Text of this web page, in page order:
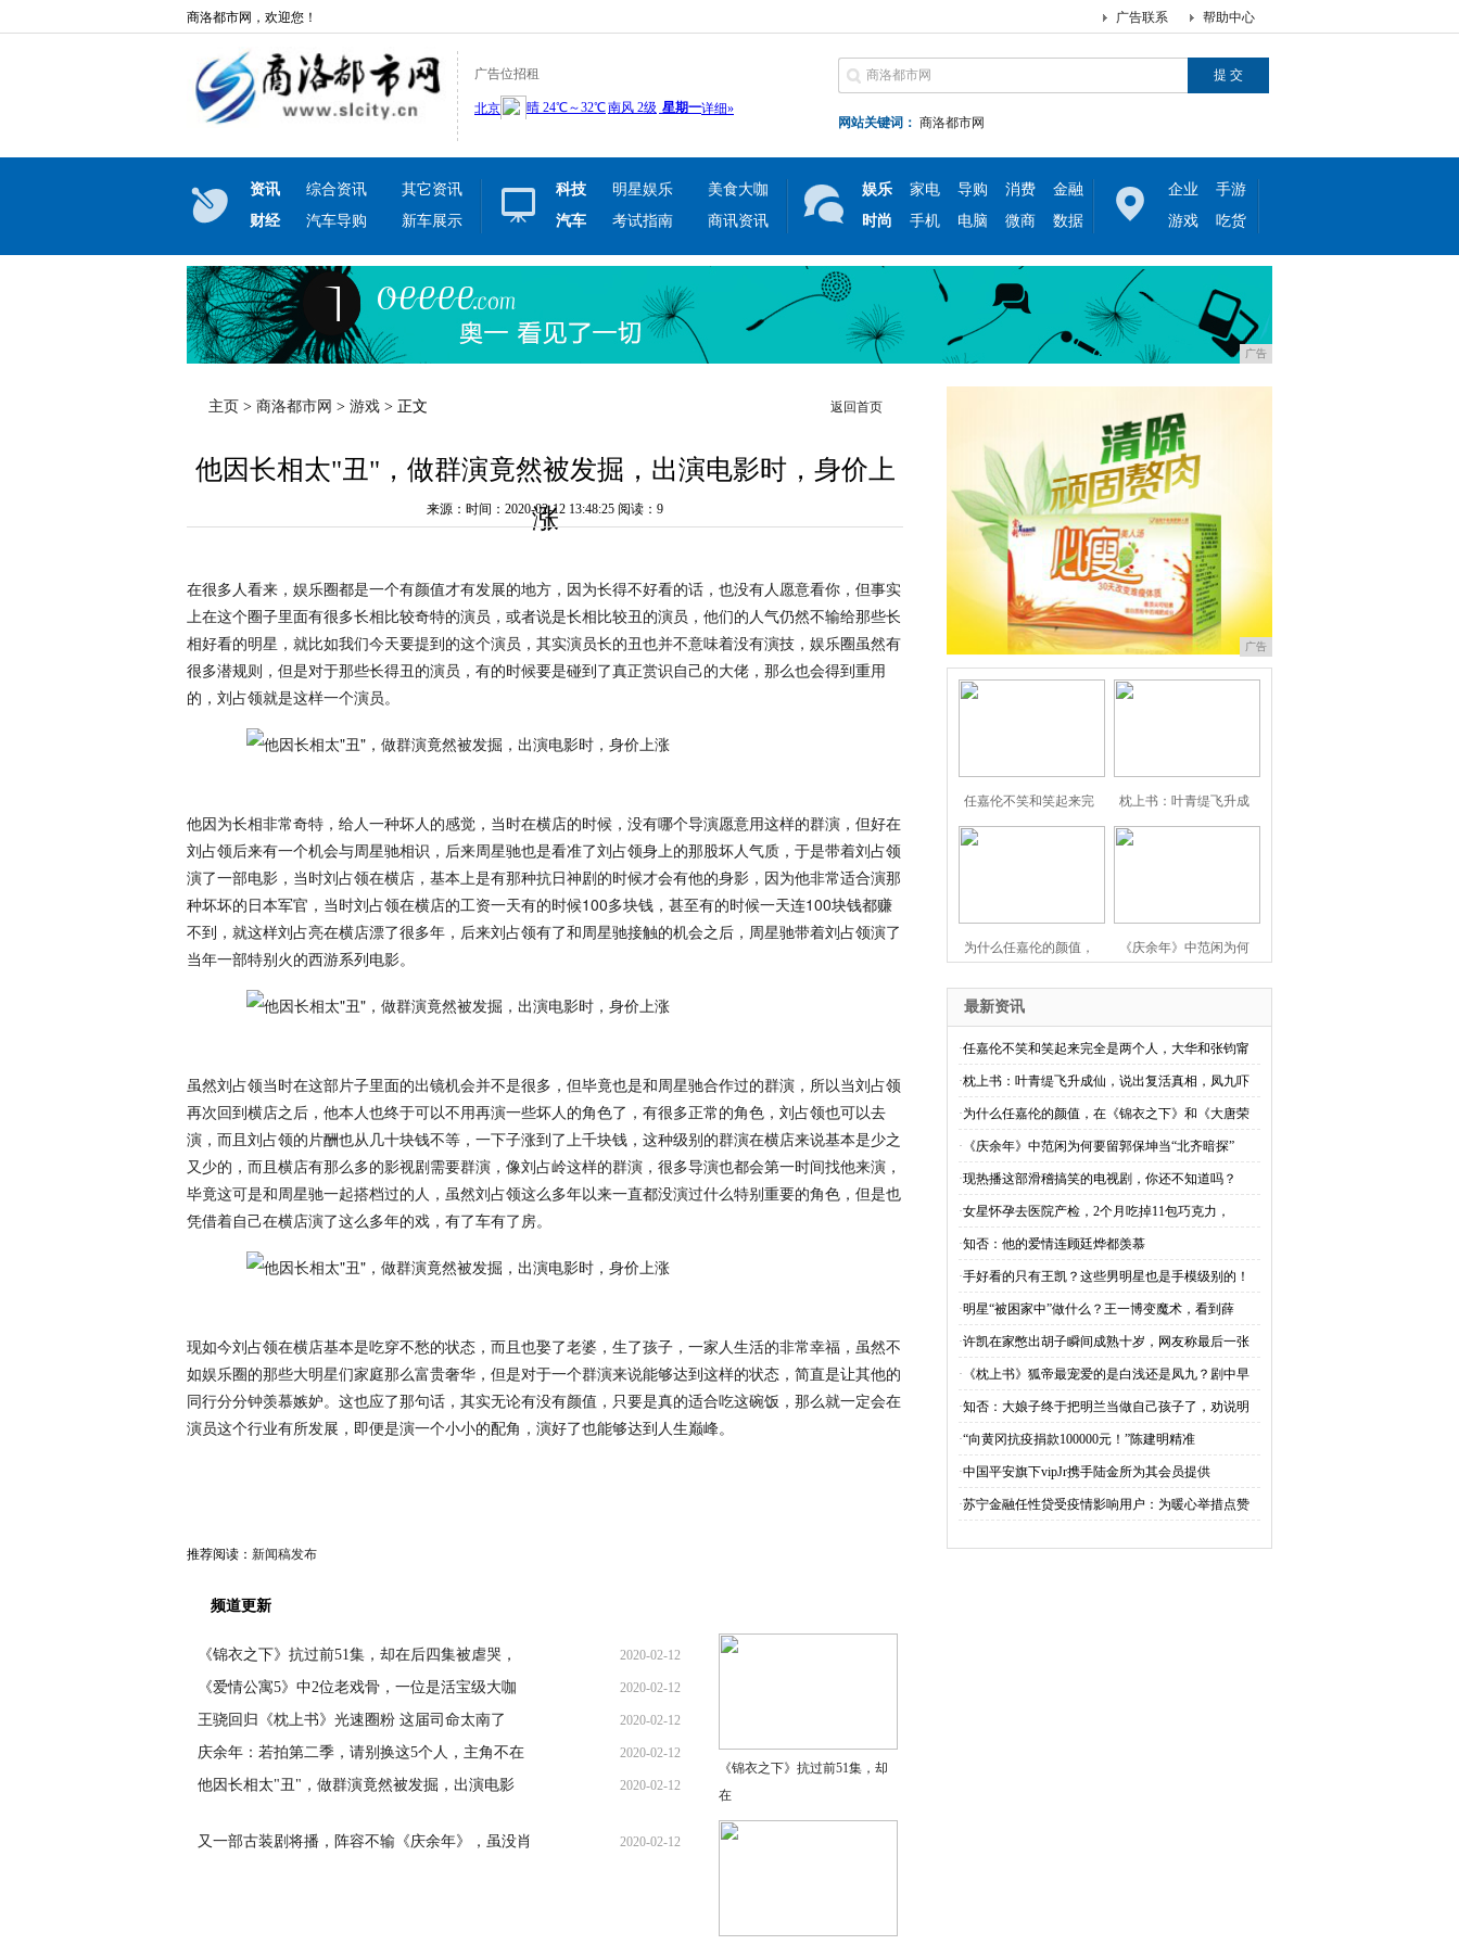
商洛都市网，欢迎您！ 帮助中心
广告联系
广告位招租
网站关键词： 商洛都市网
资讯 综合资讯
其它资讯
财经
汽车导购 新车展示
科技 明星娱乐
美食大咖
汽车
考试指南 商讯资讯
娱乐 家电 导购 消费
金融
时尚
手机 电脑 微商 数据
企业
手游
游戏
吃货
广告
主页 > 商洛都市网 > 游戏 > 正文 返回首页
他因长相太"丑"，做群演竟然被发掘，出演电影时，身价上
涨
来源：时间：2020-02-12 13:48:25 阅读：9
在很多人看来，娱乐圈都是一个有颜值才有发展的地方，因为长得不好看的话，也没有人愿意看你，但事实
上在这个圈子里面有很多长相比较奇特的演员，或者说是长相比较丑的演员，他们的人气仍然不输给那些长
相好看的明星，就比如我们今天要提到的这个演员，其实演员长的丑也并不意味着没有演技，娱乐圈虽然有
很多潜规则，但是对于那些长得丑的演员，有的时候要是碰到了真正赏识自己的大佬，那么也会得到重用
的，刘占领就是这样一个演员。
他因为长相非常奇特，给人一种坏人的感觉，当时在横店的时候，没有哪个导演愿意用这样的群演，但好在
刘占领后来有一个机会与周星驰相识，后来周星驰也是看准了刘占领身上的那股坏人气质，于是带着刘占领
演了一部电影，当时刘占领在横店，基本上是有那种抗日神剧的时候才会有他的身影，因为他非常适合演那
种坏坏的日本军官，当时刘占领在横店的工资一天有的时候100多块钱，甚至有的时候一天连100块钱都赚
不到，就这样刘占亮在横店漂了很多年，后来刘占领有了和周星驰接触的机会之后，周星驰带着刘占领演了
当年一部特别火的西游系列电影。
虽然刘占领当时在这部片子里面的出镜机会并不是很多，但毕竟也是和周星驰合作过的群演，所以当刘占领
再次回到横店之后，他本人也终于可以不用再演一些坏人的角色了，有很多正常的角色，刘占领也可以去
演，而且刘占领的片酬也从几十块钱不等，一下子涨到了上千块钱，这种级别的群演在横店来说基本是少之
又少的，而且横店有那么多的影视剧需要群演，像刘占岭这样的群演，很多导演也都会第一时间找他来演，
毕竟这可是和周星驰一起搭档过的人，虽然刘占领这么多年以来一直都没演过什么特别重要的角色，但是也
凭借着自己在横店演了这么多年的戏，有了车有了房。
现如今刘占领在横店基本是吃穿不愁的状态，而且也娶了老婆，生了孩子，一家人生活的非常幸福，虽然不
如娱乐圈的那些大明星们家庭那么富贵奢华，但是对于一个群演来说能够达到这样的状态，简直是让其他的
同行分分钟羡慕嫉妒。这也应了那句话，其实无论有没有颜值，只要是真的适合吃这碗饭，那么就一定会在
演员这个行业有所发展，即便是演一个小小的配角，演好了也能够达到人生巅峰。
推荐阅读： 新闻稿发布
频道更新
《锦衣之下》抗过前51集，却在后四集被虐哭， 2020-02-12
《爱情公寓5》中2位老戏骨，一位是活宝级大咖 2020-02-12
王骁回归《枕上书》光速圈粉 这届司命太南了 2020-02-12
庆余年：若拍第二季，请别换这5个人，主角不在 2020-02-12
他因长相太"丑"，做群演竟然被发掘，出演电影 2020-02-12
又一部古装剧将播，阵容不输《庆余年》，虽没肖 2020-02-12
《锦衣之下》抗过前51集，却
在
广告
任嘉伦不笑和笑起来完 枕上书：叶青缇飞升成
为什么任嘉伦的颜值， 《庆余年》中范闲为何
最新资讯
·任嘉伦不笑和笑起来完全是两个人，大华和张钧甯
·枕上书：叶青缇飞升成仙，说出复活真相，凤九吓
·为什么任嘉伦的颜值，在《锦衣之下》和《大唐荣
· 《庆余年》中范闲为何要留郭保坤当“北齐暗探”
·现热播这部滑稽搞笑的电视剧，你还不知道吗？
·女星怀孕去医院产检，2个月吃掉11包巧克力，
·知否：他的爱情连顾廷烨都羡慕
·手好看的只有王凯？这些男明星也是手模级别的！
·明星“被困家中”做什么？王一博变魔术，看到薛
·许凯在家憋出胡子瞬间成熟十岁，网友称最后一张
· 《枕上书》狐帝最宠爱的是白浅还是凤九？剧中早
·知否：大娘子终于把明兰当做自己孩子了，劝说明
·“向黄冈抗疫捐款100000元！”陈建明精准
·中国平安旗下vipJr携手陆金所为其会员提供
·苏宁金融任性贷受疫情影响用户：为暖心举措点赞